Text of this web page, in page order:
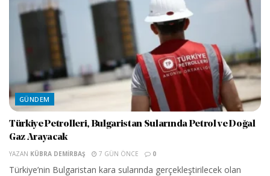
GÜNDEM
Türkiye Petrolleri, Bulgaristan Sularında Petrol ve Doğal
Gaz Arayacak
YAZAN KÜBRA DEMIRBAŞ 7 GÜN ÖNCE 0
Türkiye’nin Bulgaristan kara sularında gerçekleştirilecek olan